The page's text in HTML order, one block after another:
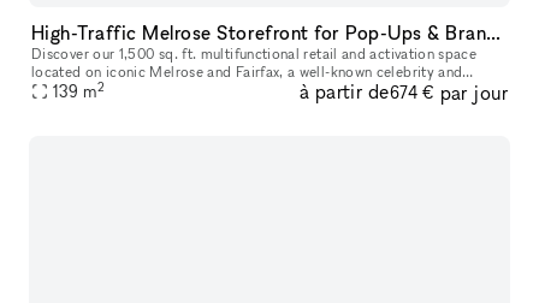
High-Traffic Melrose Storefront for Pop-Ups & Brand Activations
Discover our 1,500 sq. ft. multifunctional retail and activation space
located on iconic Melrose and Fairfax, a well-known celebrity and
cultural hotspot in Los Angeles. Surrounded by luxury brands
139 m2 à partir de674 € par jour